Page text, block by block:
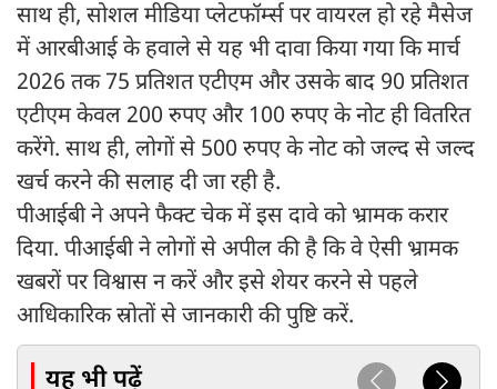
साथ ही, सोशल मीडिया प्लेटफॉर्म्स पर वायरल हो रहे मैसेज
में आरबीआई के हवाले से यह भी दावा किया गया कि मार्च
2026 तक 75 प्रतिशत एटीएम और उसके बाद 90 प्रतिशत
एटीएम केवल 200 रुपए और 100 रुपए के नोट ही वितरित
करेंगे. साथ ही, लोगों से 500 रुपए के नोट को जल्द से जल्द
खर्च करने की सलाह दी जा रही है.
पीआईबी ने अपने फैक्ट चेक में इस दावे को भ्रामक करार
दिया. पीआईबी ने लोगों से अपील की है कि वे ऐसी भ्रामक
खबरों पर विश्वास न करें और इसे शेयर करने से पहले
आधिकारिक स्रोतों से जानकारी की पुष्टि करें.
यह भी पढ़ें